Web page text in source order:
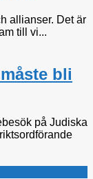
allianser. Det är
till vi...
bli
på Judiska